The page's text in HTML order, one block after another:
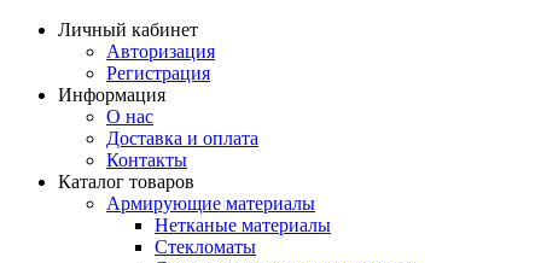
Личный кабинет
Авторизация
Регистрация
Информация
О нас
Доставка и оплата
Контакты
Каталог товаров
Армирующие материалы
Нетканые материалы
Стекломаты